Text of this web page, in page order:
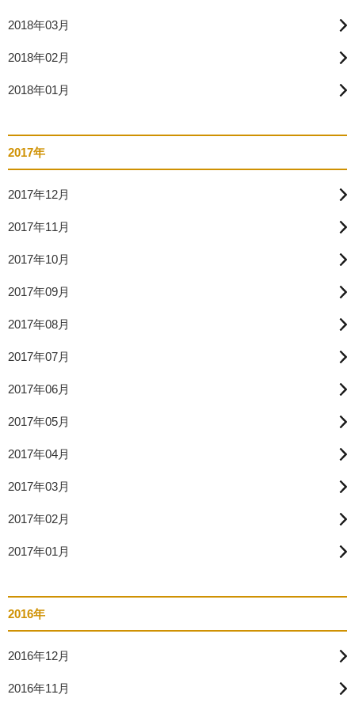
2018年03月
2018年02月
2018年01月
2017年
2017年12月
2017年11月
2017年10月
2017年09月
2017年08月
2017年07月
2017年06月
2017年05月
2017年04月
2017年03月
2017年02月
2017年01月
2016年
2016年12月
2016年11月